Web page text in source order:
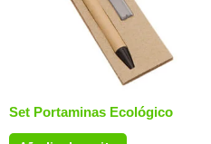
Set Portaminas Ecológico